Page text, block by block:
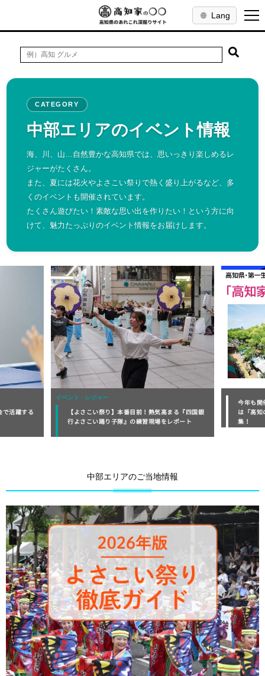
Lang
CATEGORY
中部エリアのイベント情報
海、川、山…自然豊かな高知県では、思いっきり楽しめるレ
ジャーがたくさん。
また、夏には花火やよさこい祭りで熱く盛り上がるなど、多
くのイベントも開催されています。
たくさん遊びたい！素敵な思い出を作りたい！という方に向
けて、魅力たっぷりのイベント情報をお届けします。
る『四国銀
今年も開催『「高知家」川柳2026』今年のテーマ
は「高知の日常に、どっぷり浸かろう。」で大募
集！
グルメ
【カップ
伝説 な
中部エリアのご当地情報